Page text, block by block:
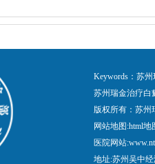
Keywords：苏
苏州瑞金治疗白
版权所有：苏
网站地图:html地
医院网站
地址:苏州吴中